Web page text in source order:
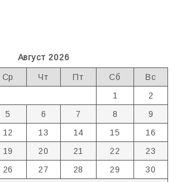
Август 2026
Ср Чт Пт Сб
Вс
1
2
5 6 7 8
9
12 13 14 15
16
19 20 21 22
23
26 27 28 29
30